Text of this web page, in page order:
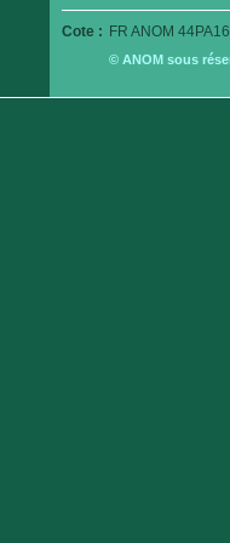
Cote : FR ANOM
© ANOM sous